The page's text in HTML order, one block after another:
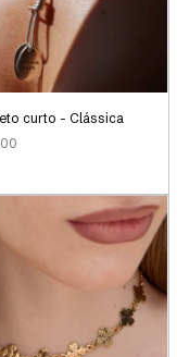
curto - Clássica